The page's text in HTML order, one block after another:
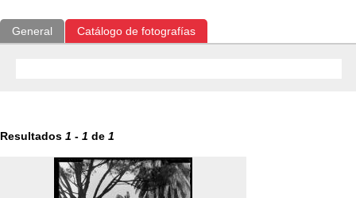
General Catálogo de fotografías
Resultados 1 - 1 de 1